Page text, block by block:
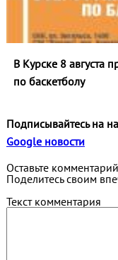
В Курске 8 августа
по баскетболу
Подписывайтесь на
Google новости
Оставьте комментарий
Поделитесь своим
Текст комментария